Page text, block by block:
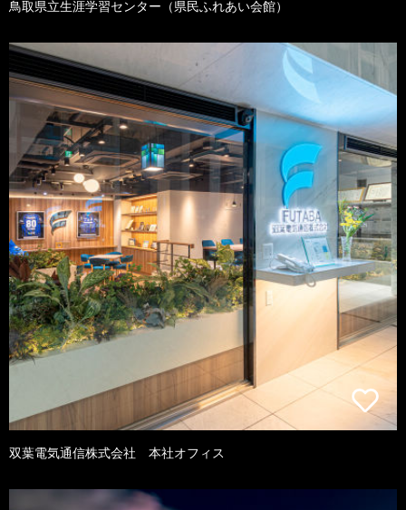
鳥取県立生涯学習センター（県民ふれあい会館）
双葉電気通信株式会社 本社オフィス